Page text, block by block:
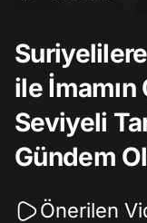
ile İmamın
Seviyeli
Gündem
Önerilen